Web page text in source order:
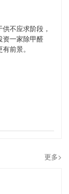
不应求阶段，
资一家除甲醛
前景。
更多>